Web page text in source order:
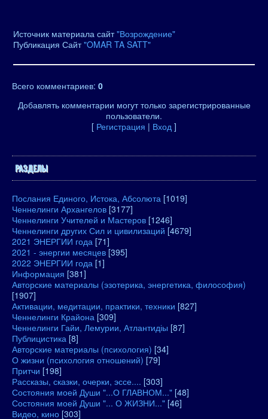
Источник материала сайт"Возрождение"
Публикация Сайт"OMAR TA SATT"
Всего комментариев: 0
Добавлять комментарии могут только зарегистрированные
пользователи.
[ Регистрация | Вход ]
РАЗДЕЛЫ
Послания Единого, Истока, Абсолюта [1019]
Ченнелинги Архангелов [3177]
Ченнелинги Учителей и Мастеров [1246]
Ченнелинги других Сил и цивилизаций [4679]
2021 ЭНЕРГИИ года [71]
2021 - энергии месяцев [395]
2022 ЭНЕРГИИ года [1]
Информация [381]
Авторские материалы (эзотерика, энергетика, философия)
[1907]
Активации, медитации, практики, техники [827]
Ченнелинги Крайона [309]
Ченнелинги Гайи, Лемурии, Атлантидіы [87]
Публицистика [8]
Авторские материалы (психология) [34]
О жизни (психология отношений) [79]
Притчи [198]
Рассказы, сказки, очерки, эссе.... [303]
Состояния моей Души "...О ГЛАВНОМ..." [48]
Состояния моей Души "... О ЖИЗНИ..." [46]
Видео, кино [303]